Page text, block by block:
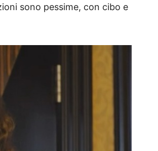
sono pessime, con cibo e